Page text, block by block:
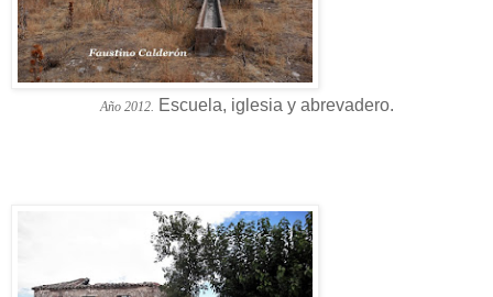
Año 2012. Escuela, iglesia y abrevadero.